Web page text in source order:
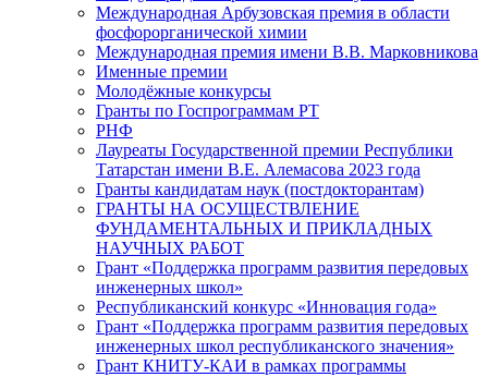
Международная Арбузовская премия в области
фосфорорганической химии
Международная премия имени В.В. Марковникова
Именные премии
Молодёжные конкурсы
Гранты по Госпрограммам РТ
РНФ
Лауреаты Государственной премии Республики
Татарстан имени В.Е. Алемасова 2023 года
Гранты кандидатам наук (постдокторантам)
ГРАНТЫ НА ОСУЩЕСТВЛЕНИЕ
ФУНДАМЕНТАЛЬНЫХ И ПРИКЛАДНЫХ
НАУЧНЫХ РАБОТ
Грант «Поддержка программ развития передовых
инженерных школ»
Республиканский конкурс «Инновация года»
Грант «Поддержка программ развития передовых
инженерных школ республиканского значения»
Грант КНИТУ-КАИ в рамках программы